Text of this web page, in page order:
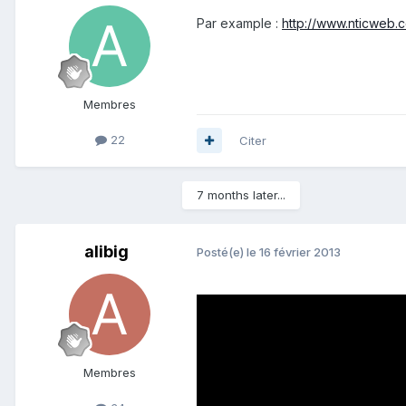
Membres
22
Par example : http://
Citer
7 months later...
alibig
Membres
Posté(e) le 16 février 2013